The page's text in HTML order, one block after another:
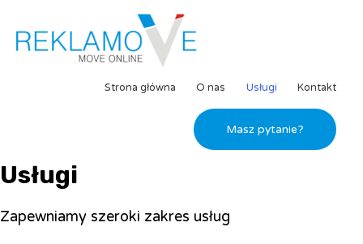
Strona główna O nas Usługi Kontakt
Masz pytanie?
Usługi
Zapewniamy szeroki zakres usług